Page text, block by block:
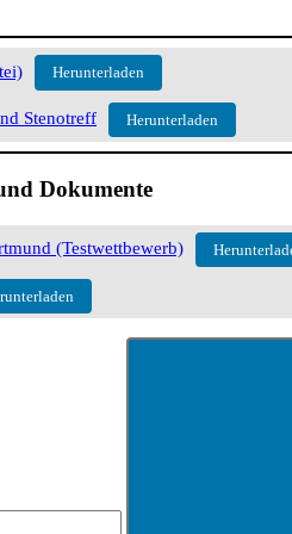
Herunterladen
Stenotreff Herunterladen
Dokumente
(Testwettbewerb)